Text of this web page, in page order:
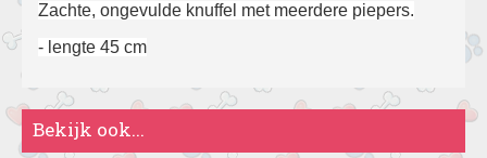
Zachte, ongevulde knuffel met meerdere piepers.
- lengte 45 cm
Bekijk ook...